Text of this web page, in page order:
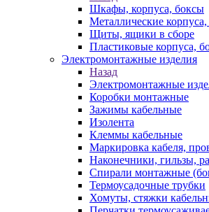
Шкафы, корпуса, боксы
Металлические
Щиты, ящики в сборе
Пластиковые корпуса,
Электромонтажные изделия
Назад
Электромонтажные
Коробки монтажные
Зажимы кабельные
Изолента
Клеммы кабельные
Маркировка кабеля,
Наконечники, гильзы,
Спирали монтажные
Термоусадочные трубки
Хомуты, стяжки